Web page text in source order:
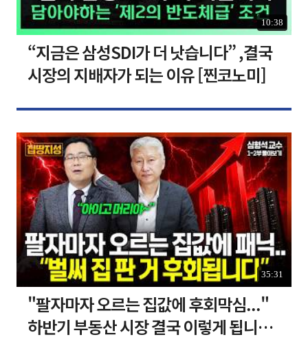
10:38
“지금은 삼성SDI가 더 낫습니다” ,결국
시장의 지배자가 되는 이유 [찐코노미]
35:31
"팔자마자 오르는 집값에 후회막심..."
하반기 부동산 시장 결국 이렇게 됩니다 I